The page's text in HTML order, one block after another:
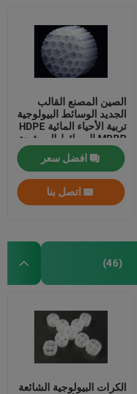
الصين المصنع القالب
الجديد الوسائط البيولوجية
تربية الأحياء المائية HDPE
MBBR الوسائط المرشحة
البيولوجية حامل الكتلة
الحيوية الوسائط العائمة
افضل سعر
اتصل بنا
(46)
الكرات البيولوجية الشائعة